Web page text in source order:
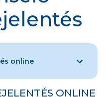
online
ONLINE